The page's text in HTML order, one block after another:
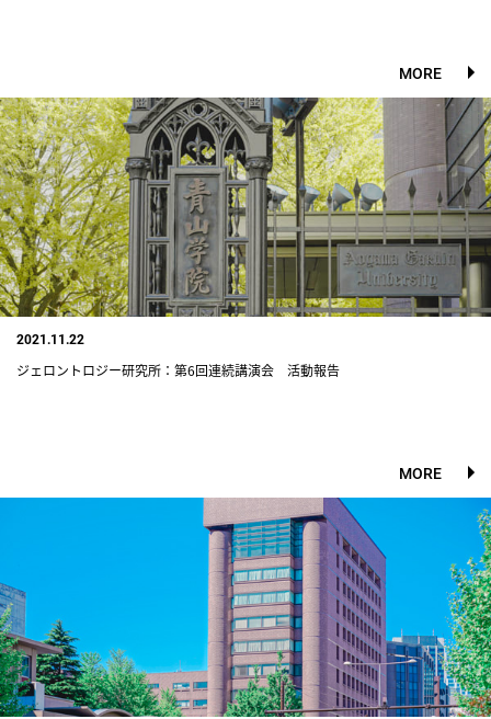
MORE
2021.11.22
ジェロントロジー研究所：第6回連続講演会 活動報告
MORE